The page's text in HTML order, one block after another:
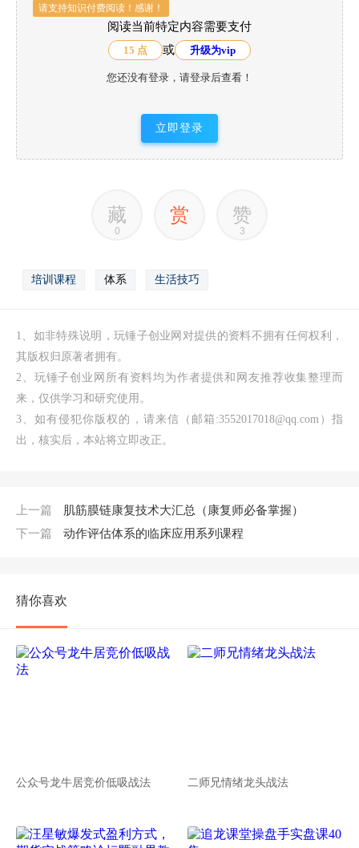
请支持知识付费阅读！感谢！
阅读当前特定内容需要支付
15 点 或 升级为vip
您还没有登录，请登录后查看！
立即登录
藏
0
赏 赞
3
培训课程 体系 生活技巧
1、如非特殊说明，玩锤子创业网对提供的资料不拥有任何权利，
其版权归原著者拥有。
2、玩锤子创业网所有资料均为作者提供和网友推荐收集整理而
来，仅供学习和研究使用。
3、如有侵犯你版权的，请来信（邮箱:3552017018@qq.com）指
出，核实后，本站将立即改正。
上一篇
肌筋膜链康复技术大汇总（康复师必备掌握）
下一篇
动作评估体系的临床应用系列课程
猜你喜欢
公众号龙牛居竞价低吸战法 二师兄情绪龙头战法